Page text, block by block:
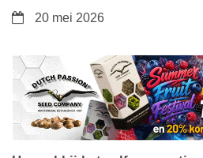
20 mei 2026